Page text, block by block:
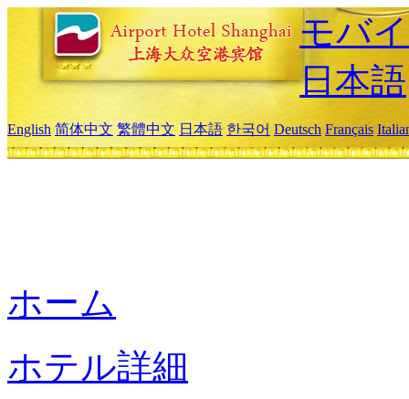
モバ
日本語
English 简体中文 繁體中文 日本語 한국어 Deutsch Français
ホーム
ホテル詳細